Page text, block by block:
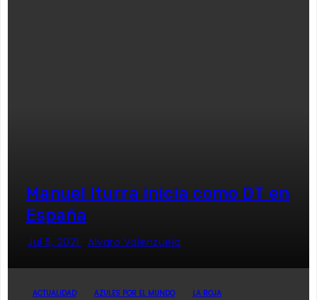
Manuel Iturra inicia como DT en
España
Jul 5, 2021 Alvaro Valenzuela
ACTUALIDAD AZULES POR EL MUNDO LA ROJA